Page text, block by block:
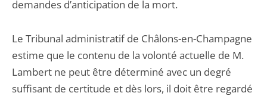
demandes d’anticipation de la mort.
Le Tribunal administratif de Châlons-en-Champagne
estime que le contenu de la volonté actuelle de M.
Lambert ne peut être déterminé avec un degré
suffisant de certitude et dès lors, il doit être regardé